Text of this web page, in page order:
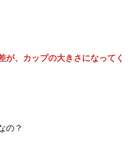
が、カップの大きさになってく
の？